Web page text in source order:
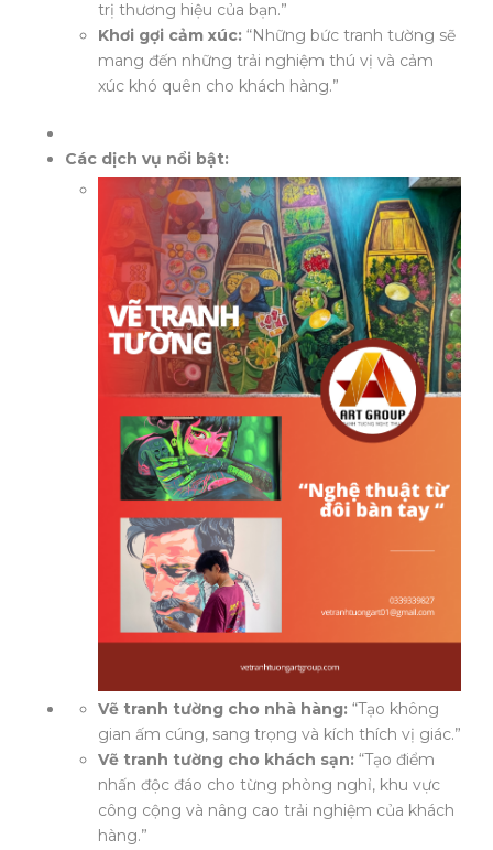
trị thương hiệu của bạn.”
Khơi gợi cảm xúc: “Những bức tranh tường sẽ
mang đến những trải nghiệm thú vị và cảm
xúc khó quên cho khách hàng.”
Các dịch vụ nổi bật:
Vẽ tranh tường cho nhà hàng: “Tạo không
gian ấm cúng, sang trọng và kích thích vị giác.”
Vẽ tranh tường cho khách sạn: “Tạo điểm
nhấn độc đáo cho từng phòng nghỉ, khu vực
công cộng và nâng cao trải nghiệm của khách
hàng.”